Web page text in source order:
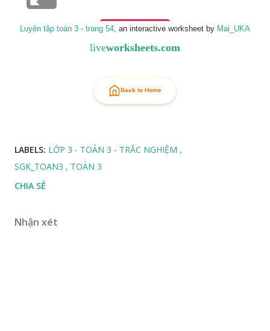
Luyện tập toán 3 - trang 54 , an interactive worksheet by Mai_UKA
liveworksheets.com
Back to Home
LABELS: LỚP 3 - TOÁN 3 - TRẮC NGHIỆM
SGK_TOAN3
TOÁN 3
CHIA SẺ
Nhận xét